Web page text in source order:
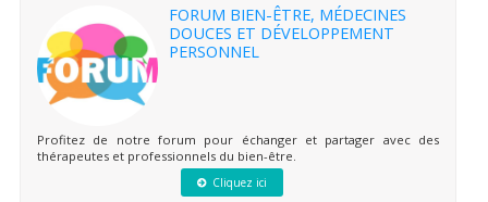
FORUM BIEN-ÊTRE, MÉDECINES
DOUCES ET DÉVELOPPEMENT
PERSONNEL
Profitez de notre forum pour échanger et partager avec des
thérapeutes et professionnels du bien-être.
Cliquez ici